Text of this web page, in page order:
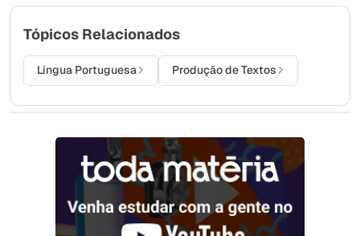
Tópicos Relacionados
Língua Portuguesa Produção de Textos